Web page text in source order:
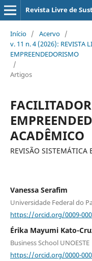
Revista Livre de
Início / Acervo /
v. 11 n. 4 (2026): REVISTA
EMPREENDEDORISMO
/
Artigos
ACADÊMICO
REVISÃO SISTEMÁTICA
Vanessa Serafim
Universidade Federal do
https://orcid.org/0009-
Érika Mayumi Kato-
Business School UNOESTE
https://orcid.org/0000-